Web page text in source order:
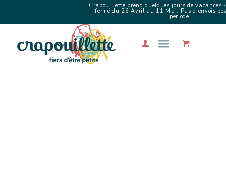
Crapouillette prend quelques jours de vacances
fermé du 26 Avril au 11 Mai. Pas d'envois
période.